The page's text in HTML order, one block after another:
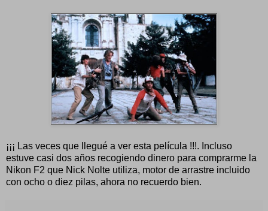
¡¡¡ Las veces que llegué a ver esta película !!!. Incluso
estuve casi dos años recogiendo dinero para comprarme la
Nikon F2 que Nick Nolte utiliza, motor de arrastre incluido
con ocho o diez pilas, ahora no recuerdo bien.